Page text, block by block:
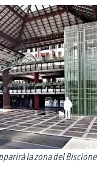
la zona del Biscione